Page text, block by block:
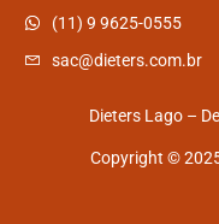
(11) 9 9625-0555
sac@dieters.com.br
Dieters Lago –
Copyright ©